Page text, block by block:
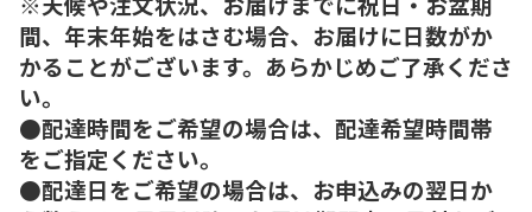
間、年末年始をはさむ場合、お届けに日数がか
かることがございます。あらかじめご了承くださ
い。
●配達時間をご希望の場合は、配達希望時間帯
をご指定ください。
●配達日をご希望の場合は、お申込みの翌日か